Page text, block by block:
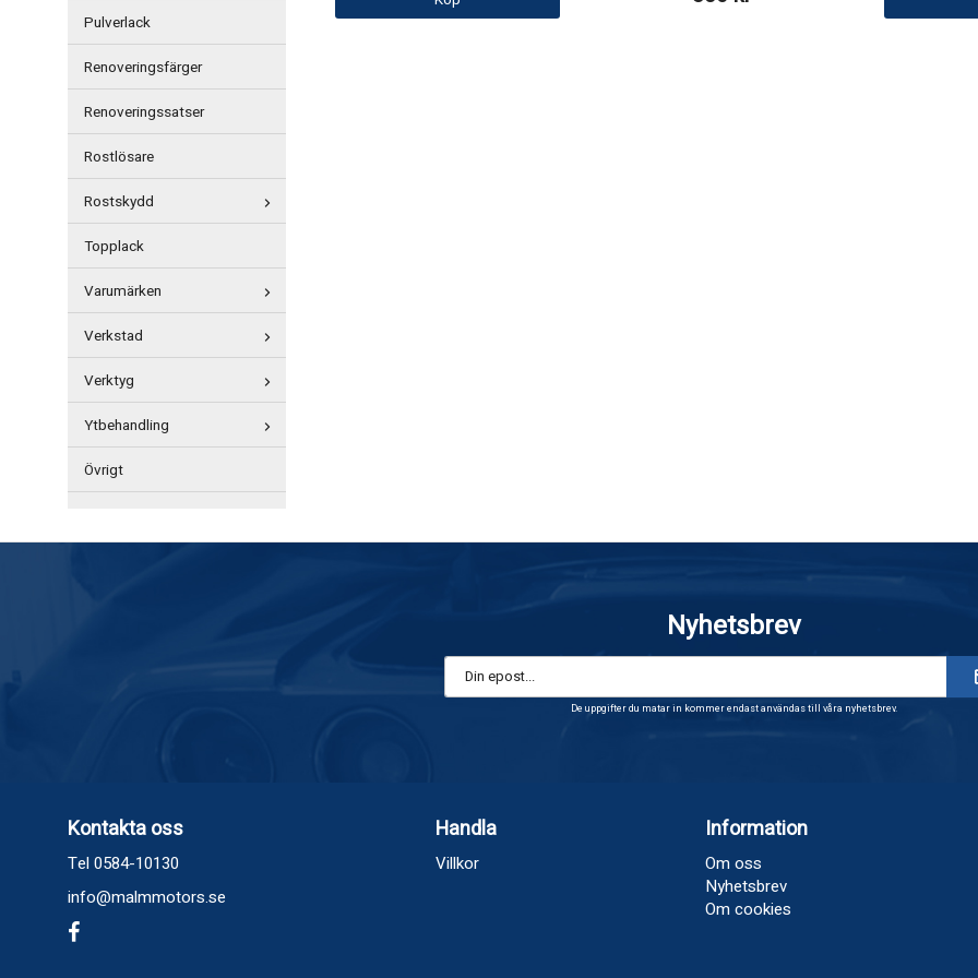
Pulverlack
Renoveringsfärger
Renoveringssatser
Rostlösare
Rostskydd
Topplack
Varumärken
Verkstad
Verktyg
Ytbehandling
Övrigt
Nyhetsbrev
De uppgifter du matar in kommer endast användas till våra nyhetsbrev.
Kontakta oss
Tel 0584-10130
info@malmmotors.se
Handla
Villkor
Information
Om oss
Nyhetsbrev
Om cookies